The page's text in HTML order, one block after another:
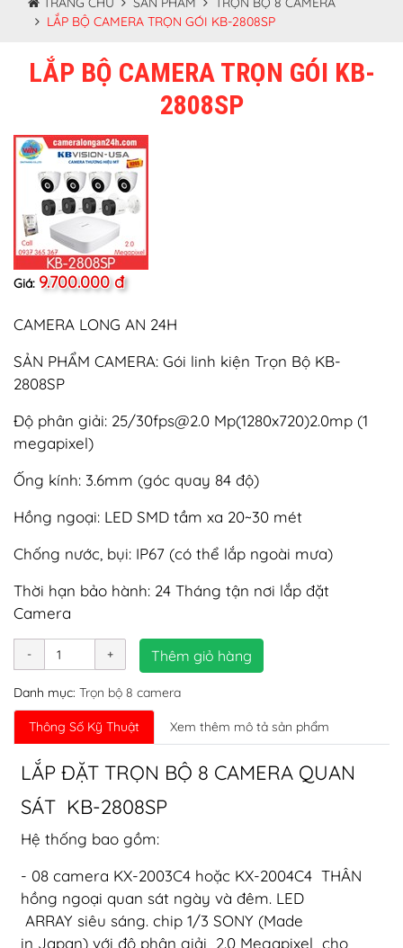
LẮP BỘ CAMERA TRỌN GÓI KB-2808SP
LẮP BỘ CAMERA TRỌN GÓI KB-
2808SP
Giá: 9.700.000 đ
CAMERA LONG AN 24H
SẢN PHẨM CAMERA: Gói linh kiện Trọn Bộ KB-
2808SP
Độ phân giải: 25/30fps@2.0 Mp(1280x720)2.0mp (1
megapixel)
Ống kính: 3.6mm (góc quay 84 độ)
Hồng ngoại: LED SMD tầm xa 20~30 mét
Chống nước, bụi: IP67 (có thể lắp ngoài mưa)
Thời hạn bảo hành: 24 Tháng tận nơi lắp đặt
Camera
Thêm giỏ hàng
Danh mục: Trọn bộ 8 camera
Thông Số Kỹ Thuật Xem thêm mô tả sản phẩm
LẮP ĐẶT TRỌN BỘ 8 CAMERA QUAN
SÁT KB-2808SP
Hệ thống bao gồm:
- 08 camera KX-2003C4 hoặc KX-2004C4 THÂN
hồng ngoại quan sát ngày và đêm. LED
ARRAY siêu sáng. chip 1/3 SONY (Made
in Japan) với độ phân giải 2.0 Megapixel cho